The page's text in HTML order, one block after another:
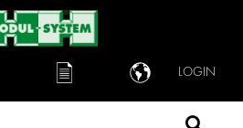
LOGIN